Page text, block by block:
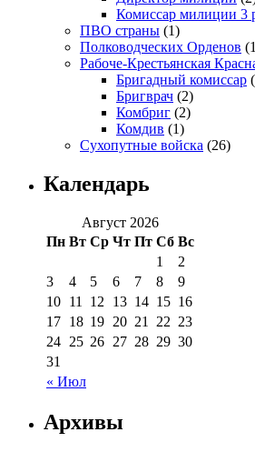
Комиссар милиции 3
ПВО страны (1)
Полководческих Орденов
Рабоче-Крестьянская
Бригадный комиссар
Бригврач (2)
Комбриг (2)
Комдив (1)
Сухопутные войска (26)
Календарь
Август 2026
Пн Вт Ср Чт Пт Сб Вс
« Июл
1
2
3
4 5 6 7 8
9
10 11 12 13 14 15 16
17 18 19 20 21 22 23
24 25 26 27 28 29 30
31
Архивы